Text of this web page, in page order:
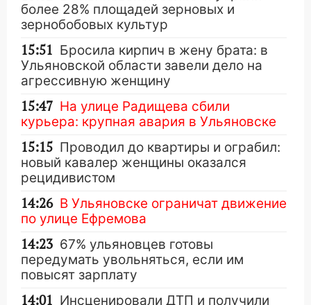
более 28% площадей зерновых и
зернобобовых культур
15:51 Бросила кирпич в жену брата: в
Ульяновской области завели дело на
агрессивную женщину
15:47 На улице Радищева сбили
курьера: крупная авария в Ульяновске
15:15 Проводил до квартиры и ограбил:
новый кавалер женщины оказался
рецидивистом
14:26 В Ульяновске ограничат движение
по улице Ефремова
14:23 67% ульяновцев готовы
передумать увольняться, если им
повысят зарплату
14:01 Инсценировали ДТП и получили